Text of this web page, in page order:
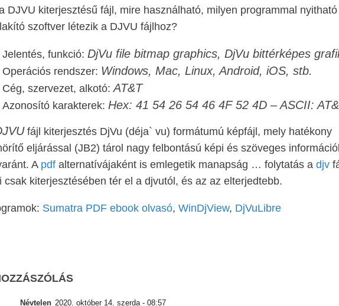
DJVU kiterjesztésű fájl, mire használható, milyen programmal
szoftver létezik a DJVU fájlhoz?
Jelentés, funkció: DjVu file bitmap graphics, DjVu bittérképes
Operációs rendszer: Windows, Mac, Linux, Android, iOS, stb.
Cég, szervezet, alkotó:AT&T
Azonosító karakterek: Hex: 41 54 26 54 46 4F 52 4D – ASCII:
fájl kiterjesztés DjVu (déja` vu) formátumú képfájl, mely hatékony
eljárással (JB2) tárol nagy felbontású képi és szöveges
A pdf alternatívájaként is emlegetik manapság … folytatás a djv
csak kiterjesztésében tér el a djvutól, és az az elterjedtebb.
Sumatra PDF ebook olvasó, WinDjView, DjVuLibre
Névtelen 2020. október 14. szerda - 08:57